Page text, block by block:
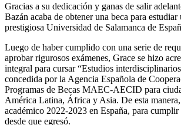
Gracias a su dedicación y ganas de salir
Bazán acaba de obtener una beca para estudiar
prestigiosa Universidad de Salamanca de
Luego de haber cumplido con una serie de
aprobar rigurosos exámenes, Grace se hizo
integral para cursar “Estudios
concedida por la Agencia Española de
Programas de Becas MAEC-AECID para
América Latina, África y Asia. De esta
académico 2022-2023 en España, para
desde que egresó.